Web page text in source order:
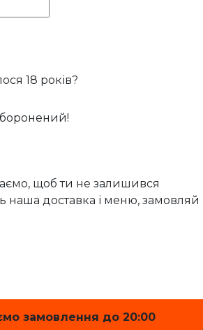
замовлення до 20:00
18 років?
щоб ти не залишився
наша доставка і меню, замовляй